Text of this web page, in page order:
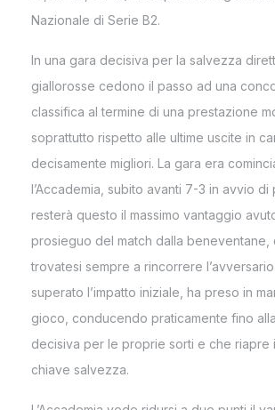
Nazionale di Serie B2.
In una gara decisiva per la salvezza
giallorosse cedono il passo ad una
classifica al termine di una prestazione
soprattutto rispetto alle ultime uscite in
decisamente migliori. La gara era
l’Accademia, subito avanti 7-3 in avvio di
resterà questo il massimo vantaggio
prosieguo del match dalla beneventane,
trovatesi sempre a rincorrere
superato l’impatto iniziale, ha preso in
gioco, conducendo praticamente fino
decisiva per le proprie sorti e che riapre
chiave salvezza.